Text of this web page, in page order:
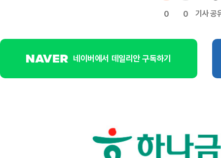
0 0 기사 공
네이버에서 데일리안 구독하기